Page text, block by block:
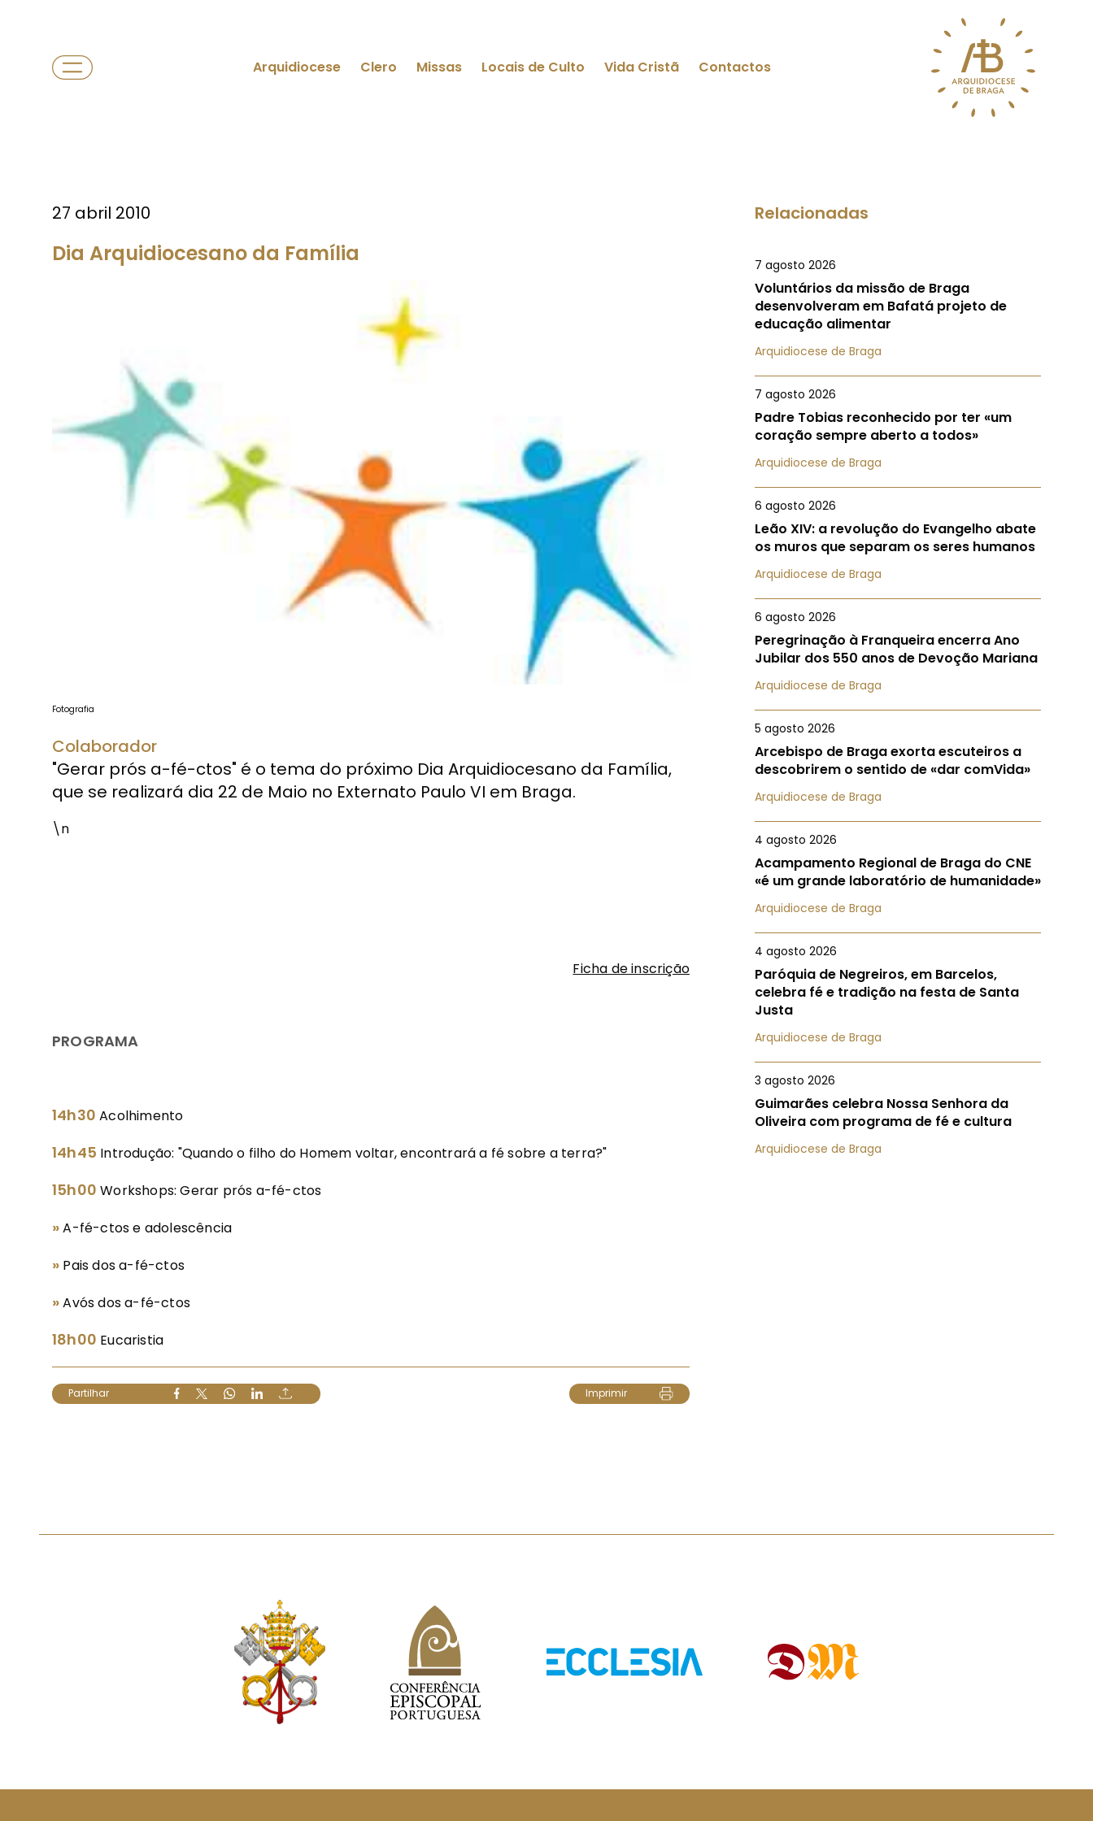
Arquidiocese Clero Missas Locais de Culto Vida Cristã Contactos
27 abril 2010
Dia Arquidiocesano da Família
Fotografia
Colaborador
"Gerar prós a-fé-ctos" é o tema do próximo Dia Arquidiocesano da Família,
que se realizará dia 22 de Maio no Externato Paulo VI em Braga.
\n
Ficha de inscrição
PROGRAMA
14h30 Acolhimento
14h45 Introdução: "Quando o filho do Homem voltar, encontrará a fé sobre a terra?"
15h00 Workshops: Gerar prós a-fé-ctos
»A-fé-ctos e adolescência
» Pais dos a-fé-ctos
»Avós dos a-fé-ctos
18h00 Eucaristia
Partilhar Imprimir
Relacionadas
7 agosto 2026
Voluntários da missão de Braga
desenvolveram em Bafatá projeto de
educação alimentar
Arquidiocese de Braga
7 agosto 2026
Padre Tobias reconhecido por ter «um
coração sempre aberto a todos»
Arquidiocese de Braga
6 agosto 2026
Leão XIV: a revolução do Evangelho abate
os muros que separam os seres humanos
Arquidiocese de Braga
6 agosto 2026
Peregrinação à Franqueira encerra Ano
Jubilar dos 550 anos de Devoção Mariana
Arquidiocese de Braga
5 agosto 2026
Arcebispo de Braga exorta escuteiros a
descobrirem o sentido de «dar comVida»
Arquidiocese de Braga
4 agosto 2026
Acampamento Regional de Braga do CNE
«é um grande laboratório de humanidade»
Arquidiocese de Braga
4 agosto 2026
Paróquia de Negreiros, em Barcelos,
celebra fé e tradição na festa de Santa
Justa
Arquidiocese de Braga
3 agosto 2026
Guimarães celebra Nossa Senhora da
Oliveira com programa de fé e cultura
Arquidiocese de Braga